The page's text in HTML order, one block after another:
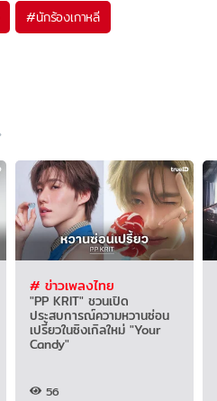
#นักร้องเกาหลี
# ข่าวเพลงไทย
"PP KRIT" ชวนเปิด
ประสบการณ์ความหวานซ่อน
เปรี้ยวในซิงเกิลใหม่ "Your
Candy"
56